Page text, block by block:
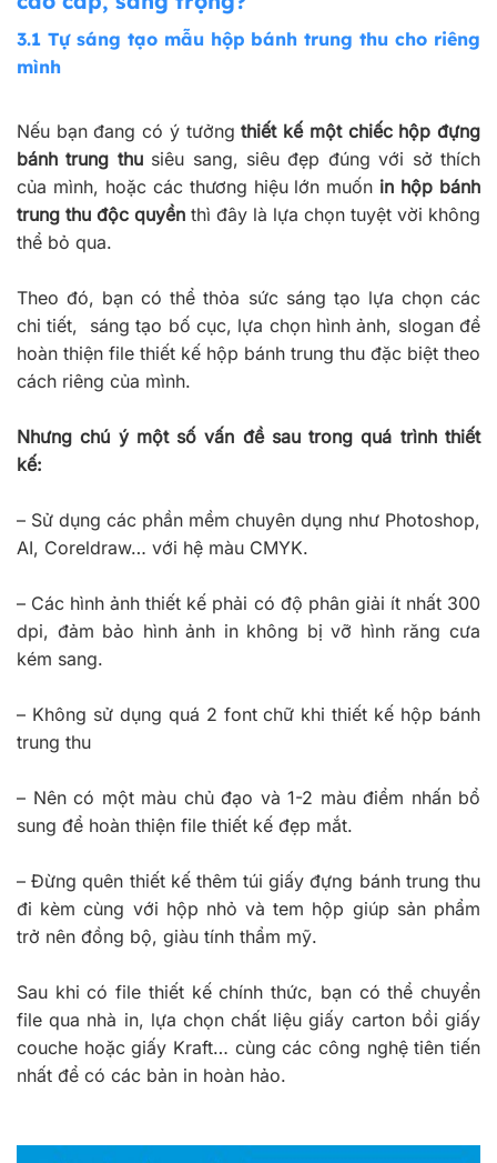
3.1 Tự sáng tạo mẫu hộp bánh trung thu cho riêng
mình
Nếu bạn đang có ý tưởng thiết kế một chiếc hộp đựng
bánh trung thusiêu sang, siêu đẹp đúng với sở thích
của mình, hoặc các thương hiệu lớn muốn in hộp bánh
trung thu độc quyền thì đây là lựa chọn tuyệt vời không
thể bỏ qua.
Theo đó, bạn có thể thỏa sức sáng tạo lựa chọn các
chi tiết, sáng tạo bố cục, lựa chọn hình ảnh, slogan để
hoàn thiện file thiết kế hộp bánh trung thu đặc biệt theo
cách riêng của mình.
Nhưng chú ý một số vấn đề sau trong quá trình thiết
kế:
– Sử dụng các phần mềm chuyên dụng như Photoshop,
AI, Coreldraw… với hệ màu CMYK.
– Các hình ảnh thiết kế phải có độ phân giải ít nhất 300
dpi, đảm bảo hình ảnh in không bị vỡ hình răng cưa
kém sang.
– Không sử dụng quá 2 font chữ khi thiết kế hộp bánh
trung thu
– Nên có một màu chủ đạo và 1-2 màu điểm nhấn bổ
sung để hoàn thiện file thiết kế đẹp mắt.
– Đừng quên thiết kế thêm túi giấy đựng bánh trung thu
đi kèm cùng với hộp nhỏ và tem hộp giúp sản phẩm
trở nên đồng bộ, giàu tính thẩm mỹ.
Sau khi có file thiết kế chính thức, bạn có thể chuyển
file qua nhà in, lựa chọn chất liệu giấy carton bồi giấy
couche hoặc giấy Kraft… cùng các công nghệ tiên tiến
nhất để có các bản in hoàn hảo.